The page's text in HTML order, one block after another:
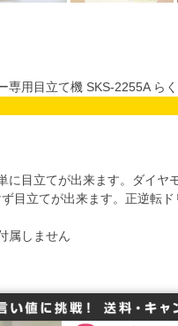
専用目立て機 SKS-2255A ら
に目立てが出来ます。ダイ
目立てが出来ます。正逆転
属しません